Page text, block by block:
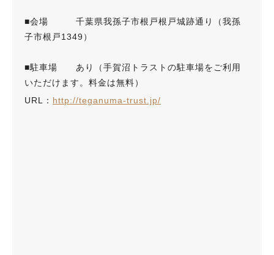
■会場 千葉県我孫子市根戸根戸城跡通り（我孫
子市根戸1349）
■駐車場 あり（手賀沼トラストの駐車場をご利用
いただけます。料金は無料）
URL： http://teganuma-trust.jp/